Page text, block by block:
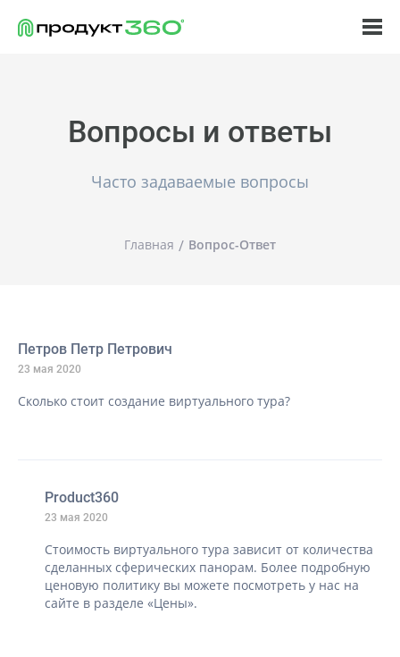
Вопросы и ответы
Часто задаваемые вопросы
Главная Вопрос-Ответ
Петров Петр Петрович
23 мая 2020
Сколько стоит создание виртуального тура?
Product360
23 мая 2020
Стоимость виртуального тура зависит от количества
сделанных сферических панорам. Более подробную
ценовую политику вы можете посмотреть у нас на
сайте в разделе «Цены».